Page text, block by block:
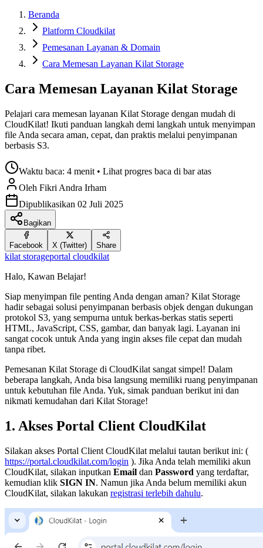
Beranda
Platform Cloudkilat
Pemesanan Layanan & Domain
Cara Memesan Layanan Kilat Storage
Cara Memesan Layanan Kilat Storage
Pelajari cara memesan layanan Kilat Storage dengan mudah di
CloudKilat! Ikuti panduan langkah demi langkah untuk menyimpan
file Anda secara aman, cepat, dan praktis melalui penyimpanan
berbasis S3.
Waktu baca: 4 menit • Lihat progres baca di bar atas
Oleh Fikri Andra Irham
Dipublikasikan 02 Juli 2025
Bagikan
Facebook X (Twitter) Share
kilat storageportal cloudkilat
Halo, Kawan Belajar!
Siap menyimpan file penting Anda dengan aman? Kilat Storage
hadir sebagai solusi penyimpanan berbasis objek dengan dukungan
protokol S3, yang sempurna untuk berkas-berkas statis seperti
HTML, JavaScript, CSS, gambar, dan banyak lagi. Layanan ini
sangat cocok untuk Anda yang ingin akses file cepat dan mudah
tanpa ribet.
Pemesanan Kilat Storage di CloudKilat sangat simpel! Dalam
beberapa langkah, Anda bisa langsung memiliki ruang penyimpanan
untuk kebutuhan file Anda. Yuk, simak panduan berikut ini dan
nikmati kemudahan dari Kilat Storage!
1. Akses Portal Client CloudKilat
Silakan akses Portal Client CloudKilat melalui tautan berikut ini: (
https://portal.cloudkilat.com/login ). Jika Anda telah memiliki akun
CloudKilat, silakan inputkan Email dan Password yang terdaftar,
kemudian klik SIGN IN. Namun jika Anda belum memiliki akun
CloudKilat, silakan lakukan registrasi terlebih dahulu.